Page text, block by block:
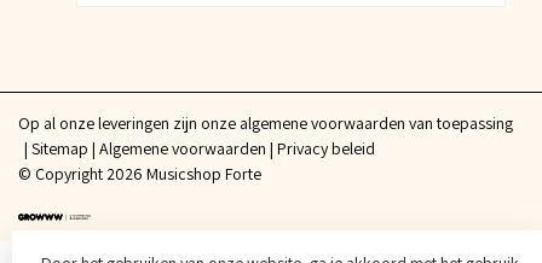
Op al onze leveringen zijn onze algemene voorwaarden van toepassing
Sitemap Algemene voorwaarden Privacy beleid
© Copyright 2026 Musicshop Forte